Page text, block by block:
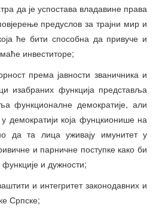
да је успостава владавине права
предуслов за трајни мир и
ће бити способна да привуче и
инвеститоре;
према јавности званичника и
изабраних функција представља
функционалне демократије, али
у демократији која фунцкионише на
да та лица уживају имунитет у
и парничне поступке како би
и дужности;
и интегритет законодавних и
Српске;